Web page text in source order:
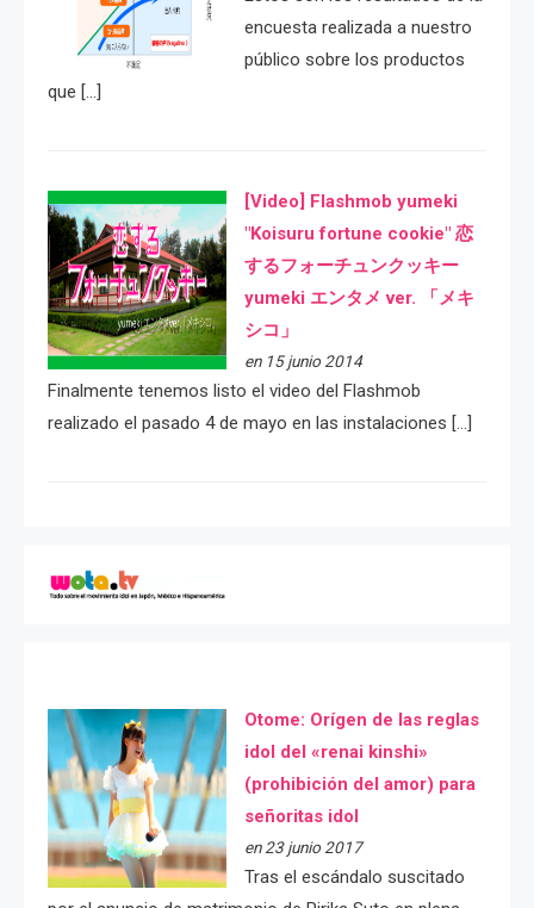
encuesta realizada a nuestro
público sobre los productos
que […]
[Video] Flashmob yumeki
"Koisuru fortune cookie" 恋
するフォーチュンクッキー
yumeki エンタメ ver. 「メキ
シコ」
en 15 junio 2014
Finalmente tenemos listo el video del Flashmob
realizado el pasado 4 de mayo en las instalaciones […]
Otome: Orígen de las reglas
idol del «renai kinshi»
(prohibición del amor) para
señoritas idol
en 23 junio 2017
Tras el escándalo suscitado